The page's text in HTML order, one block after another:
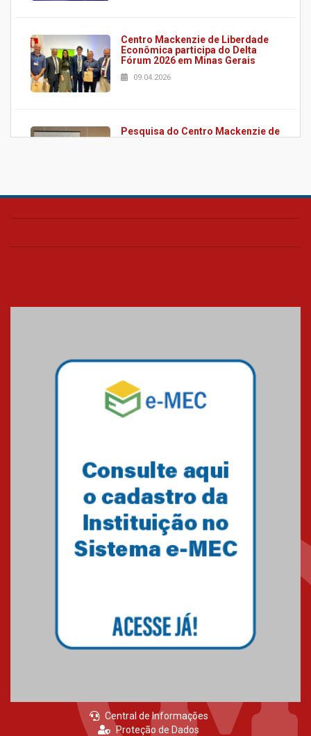
Centro Mackenzie de Liberdade
Econômica participa do Delta
Fórum 2026 em Minas Gerais
09.04.2026
Pesquisa do Centro Mackenzie de
Liberdade Econômica é
Econômica
Mackliber participa de cúpula
26.09.2025
Mackliber participa de encontro
internacional sobre inovação em
saúde e propriedade intelectual
12.08.2025
Econômica e IbraChina firmam
parceria para elaboração do
Investors Guide Brasil
Central de Informações
Proteção de Dados